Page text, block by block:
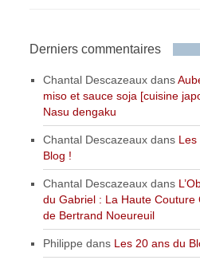
Derniers commentaires
Chantal Descazeaux dans
miso et sauce soja [cuisine
Nasu dengaku
Chantal Descazeaux dans Les
Blog !
Chantal Descazeaux dans
du Gabriel : La Haute Couture
de Bertrand Noeureuil
Philippe dans Les 20 ans du